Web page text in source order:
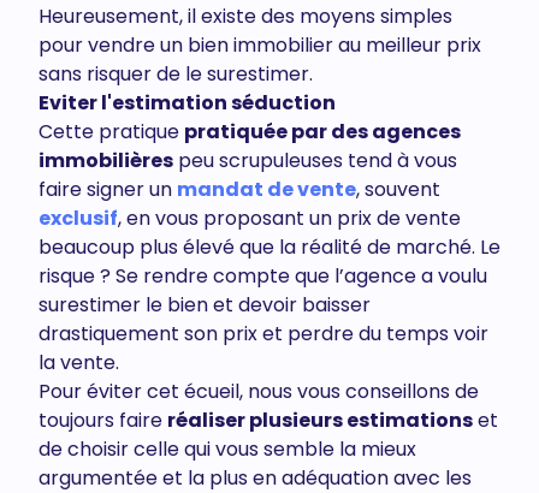
Heureusement, il existe des moyens simples
pour vendre un bien immobilier au meilleur prix
sans risquer de le surestimer.
Eviter l'estimation séduction
Cette pratique pratiquée par des agences
immobilières peu scrupuleuses tend à vous
faire signer un mandat de vente, souvent
exclusif, en vous proposant un prix de vente
beaucoup plus élevé que la réalité de marché. Le
risque ? Se rendre compte que l’agence a voulu
surestimer le bien et devoir baisser
drastiquement son prix et perdre du temps voir
la vente.
Pour éviter cet écueil, nous vous conseillons de
toujours faire réaliser plusieurs estimationset
de choisir celle qui vous semble la mieux
argumentée et la plus en adéquation avec les